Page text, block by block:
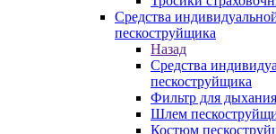
Средства
пескоструйщика
Назад
Средства
пескоструйщика
Фильтр для дыхания
Шлем
Костюм